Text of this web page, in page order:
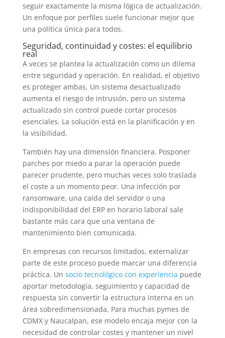
seguir exactamente la misma lógica de actualización.
Un enfoque por perfiles suele funcionar mejor que
una política única para todos.
Seguridad, continuidad y costes: el equilibrio
real
A veces se plantea la actualización como un dilema
entre seguridad y operación. En realidad, el objetivo
es proteger ambas. Un sistema desactualizado
aumenta el riesgo de intrusión, pero un sistema
actualizado sin control puede cortar procesos
esenciales. La solución está en la planificación y en
la visibilidad.
También hay una dimensión financiera. Posponer
parches por miedo a parar la operación puede
parecer prudente, pero muchas veces solo traslada
el coste a un momento peor. Una infección por
ransomware, una caída del servidor o una
indisponibilidad del ERP en horario laboral sale
bastante más cara que una ventana de
mantenimiento bien comunicada.
En empresas con recursos limitados, externalizar
parte de este proceso puede marcar una diferencia
práctica. Un socio tecnológico con experiencia puede
aportar metodología, seguimiento y capacidad de
respuesta sin convertir la estructura interna en un
área sobredimensionada. Para muchas pymes de
CDMX y Naucalpan, ese modelo encaja mejor con la
necesidad de controlar costes y mantener un nivel